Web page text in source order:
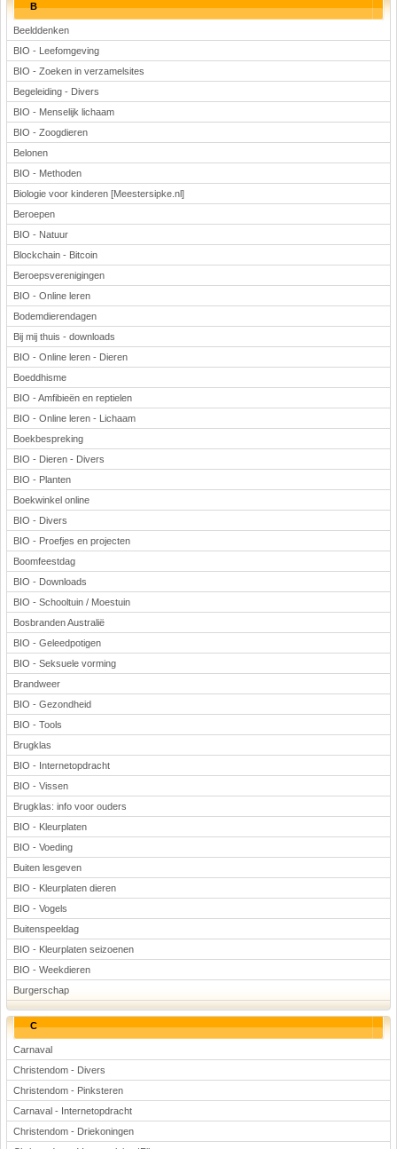
B
Beelddenken
BIO - Leefomgeving
BIO - Zoeken in verzamelsites
Begeleiding - Divers
BIO - Menselijk lichaam
BIO - Zoogdieren
Belonen
BIO - Methoden
Biologie voor kinderen [Meestersipke.nl]
Beroepen
BIO - Natuur
Blockchain - Bitcoin
Beroepsverenigingen
BIO - Online leren
Bodemdierendagen
Bij mij thuis - downloads
BIO - Online leren - Dieren
Boeddhisme
BIO - Amfibieën en reptielen
BIO - Online leren - Lichaam
Boekbespreking
BIO - Dieren - Divers
BIO - Planten
Boekwinkel online
BIO - Divers
BIO - Proefjes en projecten
Boomfeestdag
BIO - Downloads
BIO - Schooltuin / Moestuin
Bosbranden Australië
BIO - Geleedpotigen
BIO - Seksuele vorming
Brandweer
BIO - Gezondheid
BIO - Tools
Brugklas
BIO - Internetopdracht
BIO - Vissen
Brugklas: info voor ouders
BIO - Kleurplaten
BIO - Voeding
Buiten lesgeven
BIO - Kleurplaten dieren
BIO - Vogels
Buitenspeeldag
BIO - Kleurplaten seizoenen
BIO - Weekdieren
Burgerschap
C
Carnaval
Christendom - Divers
Christendom - Pinksteren
Carnaval - Internetopdracht
Christendom - Driekoningen